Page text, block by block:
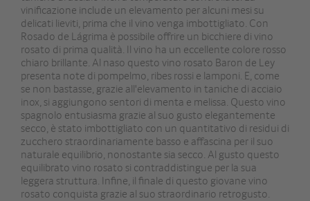
vinificazione include un elevamento per alcuni mesi su
delicati lieviti, prima che il vino venga imbottigliato. Con
Rosado de Lágrima è possibile offrire un bicchiere di vino
rosato di prima qualità. Il vino ha un eccellente colore rosso
chiaro brillante. Al naso questo vino rosato Baron de Ley
presenta note di pompelmo, ribes rossi e lamponi. E, come
se non bastasse, grazie all'elevamento in taniche di acciaio
inox, si aggiungono sentori di menta e melissa. Questo vino
spagnolo entusiasma grazie al suo gusto elegantemente
secco, è stato imbottigliato con un quantitativo di residui di
zucchero straordinariamente basso e affascina per il suo
naturale equilibrio, nonostante sia secco. Al gusto questo
equilibrato vino rosato si contraddistingue per la sua
leggera struttura. Infine, il finale di questo giovane vino
rosato conquista grazie al suo straordinario retrogusto.